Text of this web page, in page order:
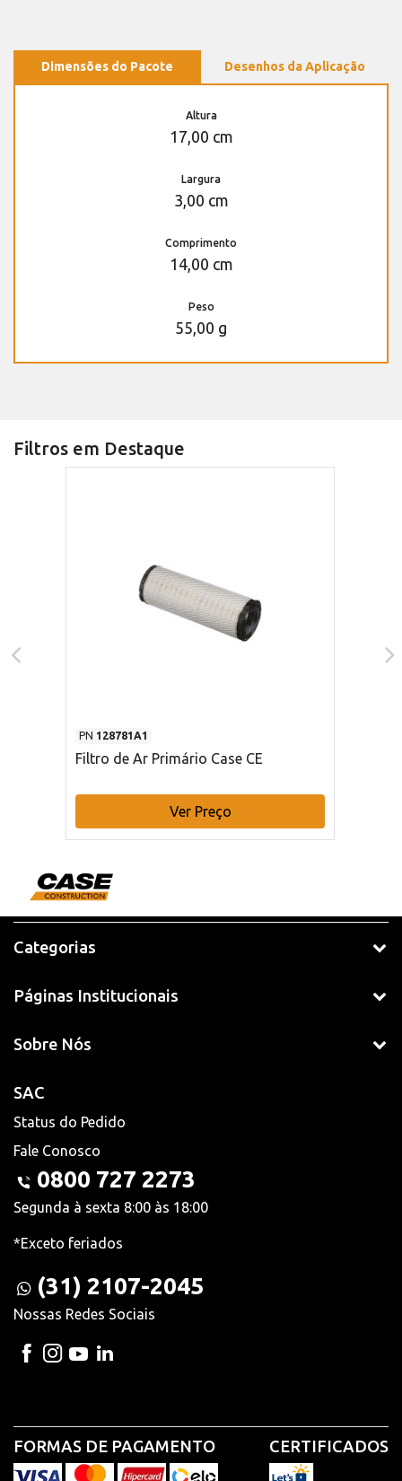
Dimensões do Pacote Desenhos da Aplicação
Altura
17,00 cm
Largura
3,00 cm
Comprimento
14,00 cm
Peso
55,00 g
Filtros em Destaque
PN 128781A1
Filtro de Ar Primário Case CE
Ver Preço
Categorias
Páginas Institucionais
Sobre Nós
SAC
Status do Pedido
Fale Conosco
0800 727 2273
Segunda à sexta 8:00 às 18:00
*Exceto feriados
(31) 2107-2045
Nossas Redes Sociais
FORMAS DE PAGAMENTO CERTIFICADOS